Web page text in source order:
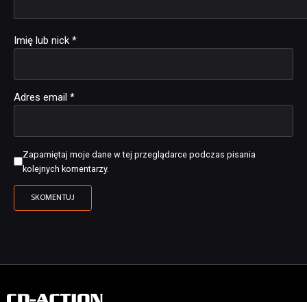
Imię lub nick *
Adres email *
Zapamiętaj moje dane w tej przeglądarce podczas pisania
kolejnych komentarzy.